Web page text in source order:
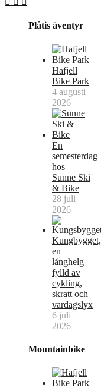
Plåtis äventyr
Hafjell
Bike Park
4 augusti
2026
En
semesterdag
hos
Sunne Ski
& Bike
28 juli
2026
Kungbygget,
en
långhelg
fylld av
cykling,
skratt och
vardagslyx
6 juli
2026
Mountainbike